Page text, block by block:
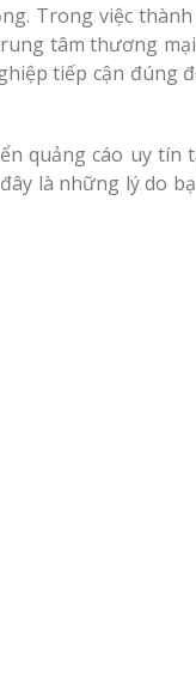
Trong việc thành
tâm thương
tiếp cận đúng
quảng cáo uy tín
là những lý do